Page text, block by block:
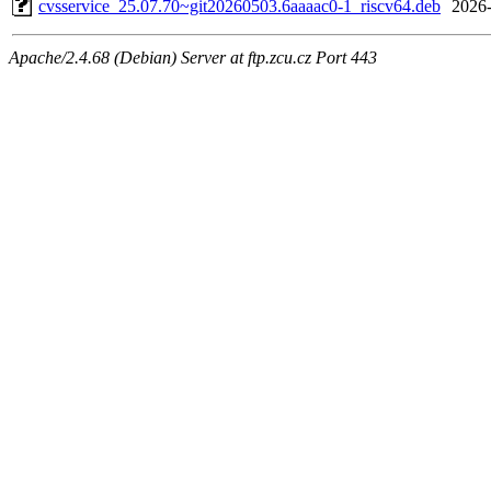
cvsservice_25.07.70~git20260503.6aaaac0-1_riscv64.deb
Apache/2.4.68 (Debian) Server at ftp.zcu.cz Port 443